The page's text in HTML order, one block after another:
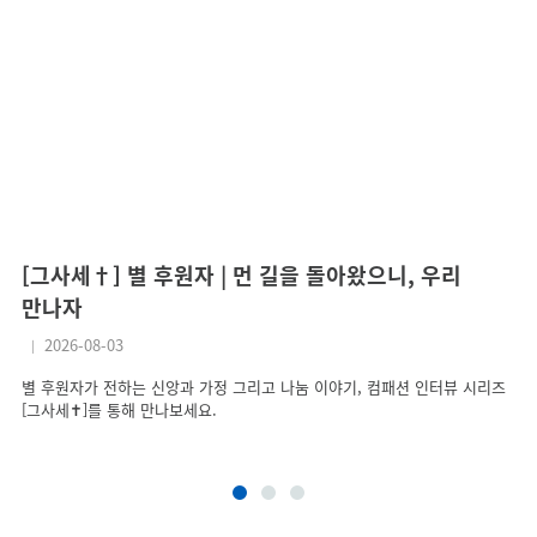
[그사세†] 별 후원자 | 먼 길을 돌아왔으니, 우리
만나자
2026-08-03
별 후원자가 전하는 신앙과 가정 그리고 나눔 이야기, 컴패션 인터뷰 시리즈
[그사세✝]를 통해 만나보세요.